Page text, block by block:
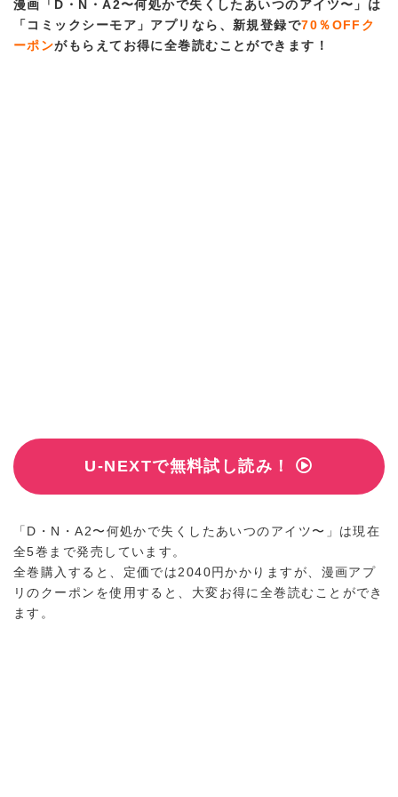
漫画「D・N・A2〜何処かで失くしたあいつのアイツ〜」は
「コミックシーモア」アプリなら、新規登録で70％OFFク
ーポンがもらえてお得に全巻読むことができます！
U-NEXTで無料試し読み！
「D・N・A2〜何処かで失くしたあいつのアイツ〜」は現在
全5巻まで発売しています。
全巻購入すると、定価では2040円かかりますが、漫画アプ
リのクーポンを使用すると、大変お得に全巻読むことができ
ます。